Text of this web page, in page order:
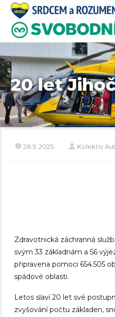
20 let
28.5. 2025 Kolektiv
Zdravotnická záchranná
svým 33 základnám a 56
připravena pomoci 654.505
spádové oblasti.
Letos slaví 20 let své
zvyšování počtu základen,